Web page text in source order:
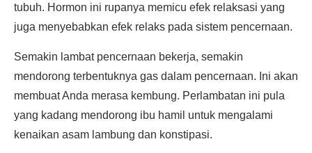
tubuh. Hormon ini rupanya memicu efek relaksasi yang
juga menyebabkan efek relaks pada sistem pencernaan.
Semakin lambat pencernaan bekerja, semakin
mendorong terbentuknya gas dalam pencernaan. Ini akan
membuat Anda merasa kembung. Perlambatan ini pula
yang kadang mendorong ibu hamil untuk mengalami
kenaikan asam lambung dan konstipasi.